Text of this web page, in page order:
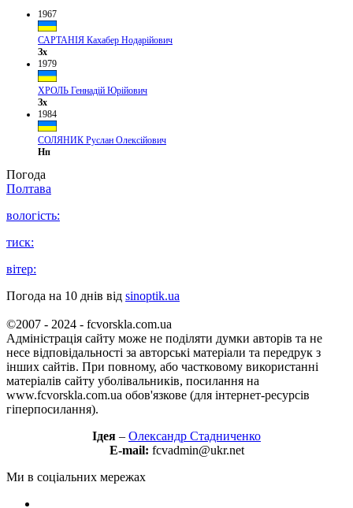
1967
САРТАНІЯ Кахабер Нодарійович
Зх
1979
ХРОЛЬ Геннадій Юрійович
Зх
1984
СОЛЯНИК Руслан Олексійович
Нп
Погода
Полтава
вологість:
тиск:
вітер:
Погода на 10 днів від sinoptik.ua
©2007 - 2024 - fcvorskla.com.ua
Адміністрація сайту може не поділяти думки авторів та не
несе відповідальності за авторські матеріали та передрук з
інших сайтів. При повному, або частковому використанні
матеріалів сайту уболівальників, посилання на
www.fcvorskla.com.ua обов'язкове (для інтернет-ресурсів
гіперпосилання).
Ідея – Олександр Стадниченко
E-mail: fcvadmin@ukr.net
Ми в соціальних мережах